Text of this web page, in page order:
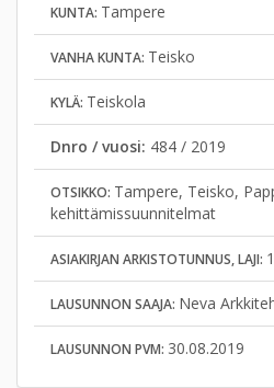
KUNTA: Tampere
VANHA KUNTA: Teisko
KYLÄ: Teiskola
Dnro / vuosi: 484 / 2019
OTSIKKO: Tampere, Teisko,
kehittämissuunnitelmat
ASIAKIRJAN ARKISTOTUNNUS, LAJI:
LAUSUNNON SAAJA: Neva
LAUSUNNON PVM: 30.08.2019